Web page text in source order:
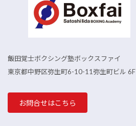
飯田覚士ボクシング塾ボックスファイ
東京都中野区弥生町6-10-11弥生町ビル 6F
お問合せはこちら